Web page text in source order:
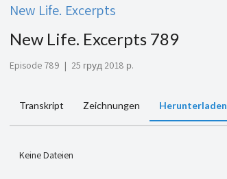
New Life. Excerpts
New Life. Excerpts 789
Episode 789 | 25 груд 2018 р.
Transkript Zeichnungen Herunterladen
Keine Dateien